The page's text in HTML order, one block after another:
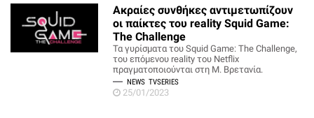
Ακραίες συνθήκες αντιμετωπίζουν
οι παίκτες του reality Squid Game:
The Challenge
Τα γυρίσματα του Squid Game: The Challenge,
του επόμενου reality του Netflix
πραγματοποιούνται στη Μ. Βρετανία.
NEWS TVSERIES
25/01/2023